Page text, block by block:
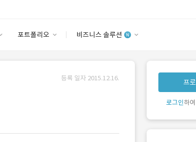
포트폴리오 비즈니스 솔루션
안심 코드 케어
유사사례
‘이런 거
개발 회
등록 일자 2015.12.16. 프
로그인하